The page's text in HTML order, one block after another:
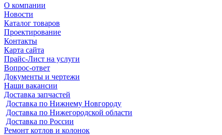
О компании
Новости
Каталог товаров
Проектирование
Контакты
Карта сайта
Прайс-Лист на услуги
Вопрос-ответ
Документы и чертежи
Наши вакансии
Доставка запчастей
Доставка по Нижнему Новгороду
Доставка по Нижегородской области
Доставка по России
Ремонт котлов и колонок